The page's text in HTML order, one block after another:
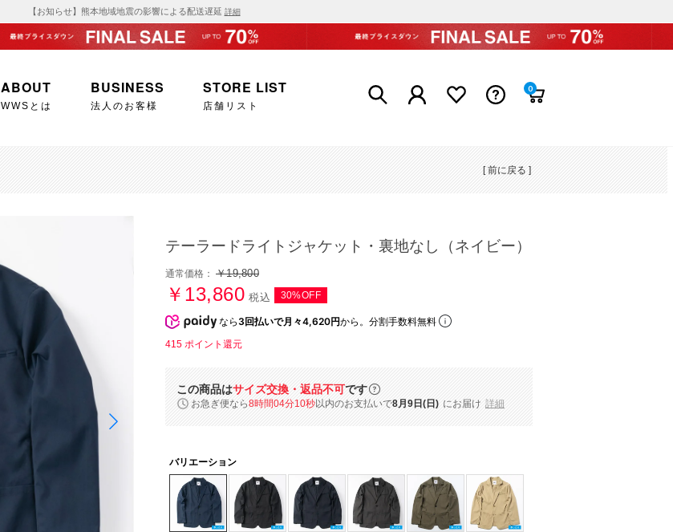
【お知らせ】熊本地域地震の影響による配送遅延 詳細
ABOUT
WWSとは
BUSINESS
法人のお客様
STORE LIST
店舗リスト
0
[ 前に戻る ]
テーラードライトジャケット・裏地なし（ネイビー）
通常価格： ￥19,800
￥13,860 税込 30%OFF
なら 3回払いで月々4,620円から。分割手数料無料
415 ポイント還元
この商品はサイズ交換・返品不可です
お急ぎ便なら8時間04分09秒以内のお支払いで8月9日(日) にお届け 詳細
バリエーション